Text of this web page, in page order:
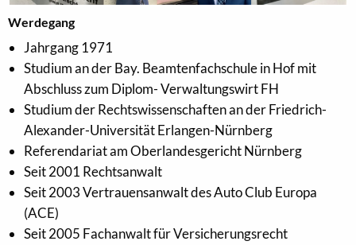
Werdegang
Jahrgang 1971
Studium an der Bay. Beamtenfachschule in Hof mit
Abschluss zum Diplom- Verwaltungswirt FH
Studium der Rechtswissenschaften an der Friedrich-
Alexander-Universität Erlangen-Nürnberg
Referendariat am Oberlandesgericht Nürnberg
Seit 2001 Rechtsanwalt
Seit 2003 Vertrauensanwalt des Auto Club Europa
(ACE)
Seit 2005 Fachanwalt für Versicherungsrecht